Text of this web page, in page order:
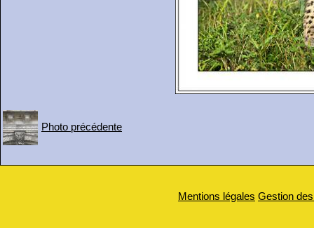
Photo précédente
Mentions légales Gestion